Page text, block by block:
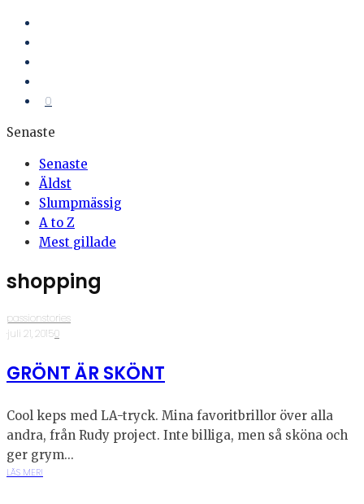
0
Senaste
Senaste
Äldst
Slumpmässig
A to Z
Mest gillade
shopping
passionstories
·juli 21, 2015·0
GRÖNT ÄR SKÖNT
Cool keps med LA-tryck. Mina favoritbrillor över alla
andra, från Rudy project. Inte billiga, men så sköna och
ger grym...
LÄS MER!